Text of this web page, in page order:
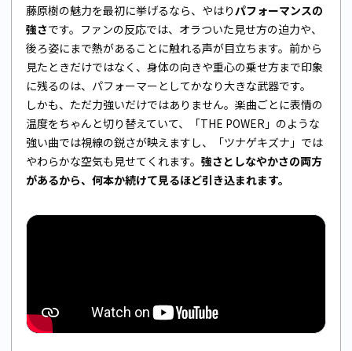
藤原樹の魅力を最初に挙げるなら、やはり パフォーマンスの
強さです。ファンの反応では、オラついた見せ方の迫力や、
後ろ姿にまで熱があることに触れる声が目立ちます。前から
見たときだけではなく、身体の向きや重心の乗せ方まで印象
に残るのは、パフォーマーとしてかなり大きな武器です。
しかも、ただ力強いだけではありません。楽曲ごとに表情の
温度をちゃんと切り替えていて、「THE POWER」のような
強い曲では視線の鋭さが映えますし、「ツナゲキズナ」では
やわらかな空気も見せてくれます。 強さとしなやかさの両方
があるから、何本か続けて見るほど引き込まれます。